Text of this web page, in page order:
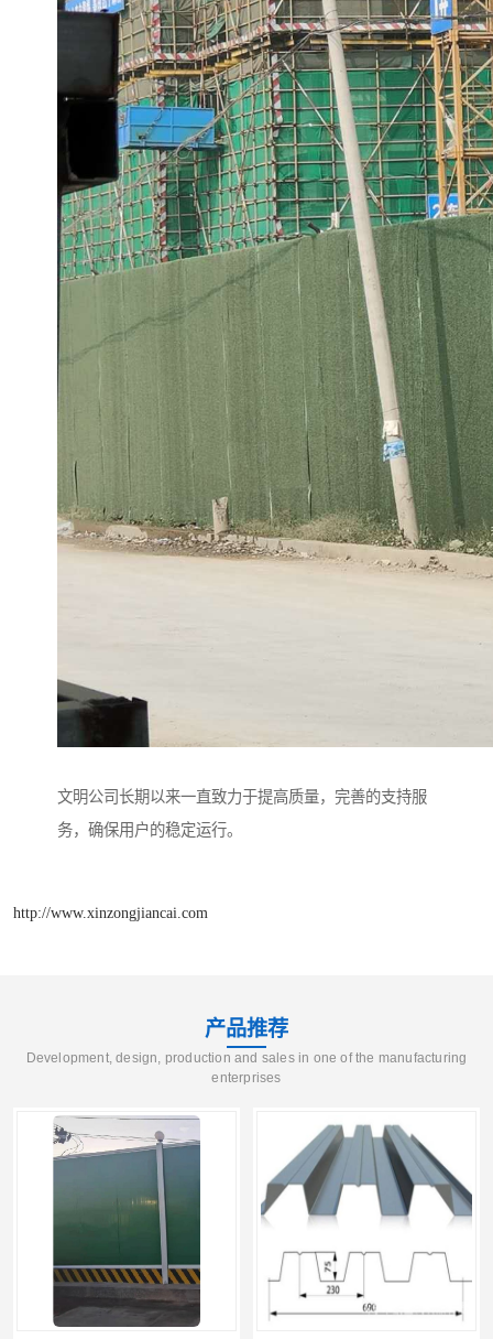
文明公司长期以来一直致力于提高质量，完善的支持服
务，确保用户的稳定运行。
http://www.xinzongjiancai.com
产品推荐
Development, design, production and sales in one of the manufacturing
enterprises